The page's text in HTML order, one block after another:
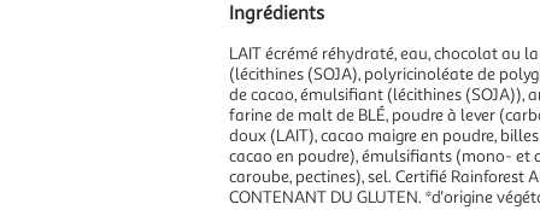
Ingrédients
LAIT écrémé réhydraté, eau, chocolat au
(lécithines (SOJA), polyricinoléate de
de cacao, émulsifiant (lécithines (SOJA)),
farine de malt de BLÉ, poudre à lever
doux (LAIT), cacao maigre en poudre,
cacao en poudre), émulsifiants (mono- et
caroube, pectines), sel. Certifié Rainforest
CONTENANT DU GLUTEN. *d'origine